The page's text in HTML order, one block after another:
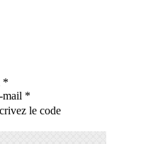
*
mail *
le code